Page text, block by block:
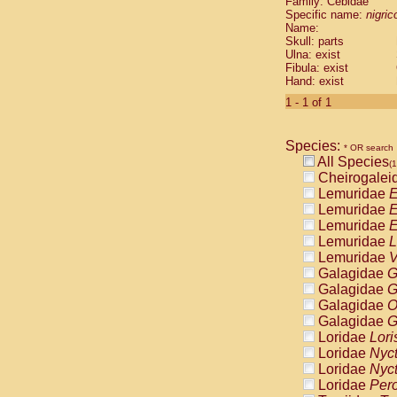
Cebidae
Cebidae
Cebidae
Cebidae
Cebidae
Cebidae
Cebidae
Cebidae
Cebidae
Cebidae
Cebidae
Cebidae
Atelidae
Atelidae
Atelidae
Atelidae
Atelidae
Atelidae
Atelidae
Atelidae
Atelidae
Atelidae
Pitheciidae
Specific name:
Name:
Skull: parts
Ulna: exist
Fibula: exist
Hand: exist
1 - 1 of 1
Species: * OR search
All Species
Lemuridae
Lemuridae
Lemuridae
Lemuridae
Lemuridae
Galagidae
Galagidae
Galagidae
Galagidae
Loridae
Loridae
Loridae
Loridae